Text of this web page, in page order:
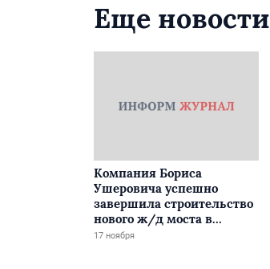
Еще новости
Компания Бориса
Ушеровича успешно
завершила строительство
нового ж/д моста в
Забайкалье
17 ноября